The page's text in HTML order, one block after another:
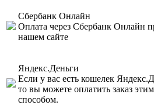
Сбербанк Онлайн
Оплата через Сбербанк Онлайн
нашем сайте
Яндекс.Деньги
Если у вас есть кошелек
то вы можете оплатить заказ этим
способом.